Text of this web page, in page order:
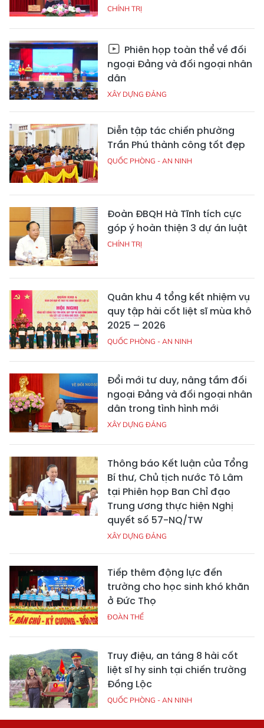
CHÍNH TRỊ
Phiên họp toàn thể về đối
ngoại Đảng và đối ngoại nhân
dân
XÂY DỰNG ĐẢNG
Diễn tập tác chiến phường
Trần Phú thành công tốt đẹp
QUỐC PHÒNG - AN NINH
Đoàn ĐBQH Hà Tĩnh tích cực
góp ý hoàn thiện 3 dự án luật
CHÍNH TRỊ
Quân khu 4 tổng kết nhiệm vụ
quy tập hài cốt liệt sĩ mùa khô
2025 – 2026
QUỐC PHÒNG - AN NINH
Đổi mới tư duy, nâng tầm đối
ngoại Đảng và đối ngoại nhân
dân trong tình hình mới
XÂY DỰNG ĐẢNG
Thông báo Kết luận của Tổng
Bí thư, Chủ tịch nước Tô Lâm
tại Phiên họp Ban Chỉ đạo
Trung ương thực hiện Nghị
quyết số 57-NQ/TW
XÂY DỰNG ĐẢNG
Tiếp thêm động lực đến
trường cho học sinh khó khăn
ở Đức Thọ
ĐOÀN THỂ
Truy điệu, an táng 8 hài cốt
liệt sĩ hy sinh tại chiến trường
Đồng Lộc
QUỐC PHÒNG - AN NINH